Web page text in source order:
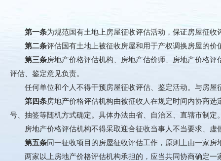
第一条为规范国有土地上房屋征收评估活动，保证房屋征
第二条评估国有土地上被征收房屋和用于产权调换房屋的
第三条房地产价格评估机构、房地产估价师、房地产价格
评估、鉴定意见负责。
任何单位和个人不得干预房屋征收评估、鉴定活动。与房屋
第四条房地产价格评估机构由被征收人在规定时间内协商
号、抽签等随机方式确定。具体办法由省、自治区、直辖市制定
房地产价格评估机构不得采取迎合征收当事人不当要求、虚
第五条同一征收项目的房屋征收评估工作，原则上由一家
两家以上房地产价格评估机构承担的，应当共同协商确定一